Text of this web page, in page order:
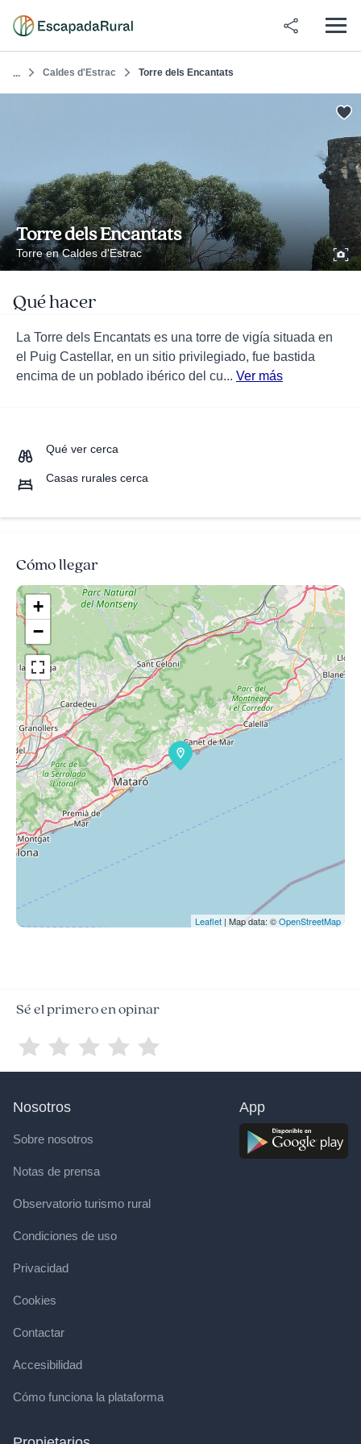
... Caldes d'Estrac Torre dels Encantats
Torre dels Encantats
Torre en Caldes d'Estrac
Qué hacer
La Torre dels Encantats es una torre de vigía situada en
el Puig Castellar, en un sitio privilegiado, fue bastida
encima de un poblado ibérico del cu... Ver más
Qué ver cerca
Casas rurales cerca
Cómo llegar
+
−
Leaflet | Map data: ©OpenStreetMap
Sé el primero en opinar
Nosotros
Sobre nosotros
Notas de prensa
Observatorio turismo rural
Condiciones de uso
Privacidad
Cookies
Contactar
Accesibilidad
Cómo funciona la plataforma
App